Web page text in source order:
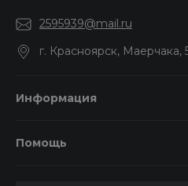
2595939@mail.ru
г. Красноярск, Маерчака,
Информация
Помощь